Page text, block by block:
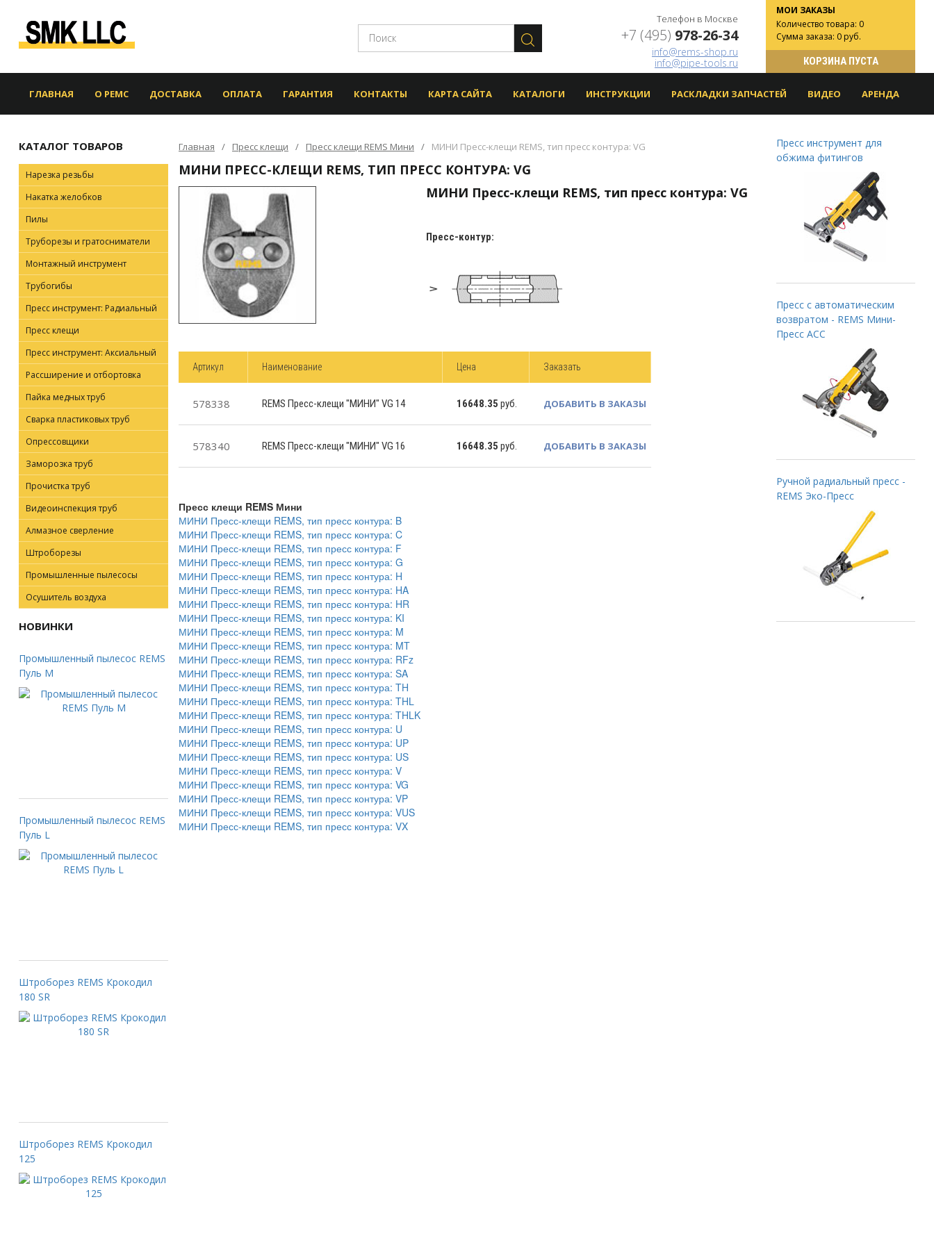
МОИ ЗАКАЗЫ
Количество товара: 0
Сумма заказа: 0 руб.
КОРЗИНА ПУСТА
Телефон в Москве
+7 (495) 978-26-34
info@rems-shop.ru
info@pipe-tools.ru
ГЛАВНАЯ О РЕМС ДОСТАВКА ОПЛАТА ГАРАНТИЯ КОНТАКТЫ КАРТА САЙТА КАТАЛОГИ ИНСТРУКЦИИ РАСКЛАДКИ ЗАПЧАСТЕЙ ВИДЕО АРЕНДА
КАТАЛОГ ТОВАРОВ
Нарезка резьбы
Накатка желобков
Пилы
Труборезы и гратосниматели
Монтажный инструмент
Трубогибы
Пресс инструмент: Радиальный
Пресс клещи
Пресс инструмент: Аксиальный
Рассширение и отбортовка
Пайка медных труб
Сварка пластиковых труб
Опрессовщики
Заморозка труб
Прочистка труб
Видеоинспекция труб
Алмазное сверление
Штроборезы
Промышленные пылесосы
Осушитель воздуха
НОВИНКИ
Промышленный пылесос REMS
Пуль M
Промышленный пылесос REMS
Пуль L
Штроборез REMS Крокодил
180 SR
Штроборез REMS Крокодил
125
Главная Пресс клещи Пресс клещи REMS Мини МИНИ Пресс-клещи REMS, тип пресс контура: VG
МИНИ ПРЕСС-КЛЕЩИ REMS, ТИП ПРЕСС КОНТУРА: VG
МИНИ Пресс-клещи REMS, тип пресс контура: VG
Пресс-контур:
Артикул Наименование Цена Заказать
578338 REMS Пресс-клещи "МИНИ" VG 14 16648.35 руб. ДОБАВИТЬ В ЗАКАЗЫ
578340 REMS Пресс-клещи "МИНИ" VG 16 16648.35 руб. ДОБАВИТЬ В ЗАКАЗЫ
Пресс клещи REMS Мини
МИНИ Пресс-клещи REMS, тип пресс контура: B
МИНИ Пресс-клещи REMS, тип пресс контура: C
МИНИ Пресс-клещи REMS, тип пресс контура: F
МИНИ Пресс-клещи REMS, тип пресс контура: G
МИНИ Пресс-клещи REMS, тип пресс контура: H
МИНИ Пресс-клещи REMS, тип пресс контура: HA
МИНИ Пресс-клещи REMS, тип пресс контура: HR
МИНИ Пресс-клещи REMS, тип пресс контура: KI
МИНИ Пресс-клещи REMS, тип пресс контура: M
МИНИ Пресс-клещи REMS, тип пресс контура: MT
МИНИ Пресс-клещи REMS, тип пресс контура: RFz
МИНИ Пресс-клещи REMS, тип пресс контура: SA
МИНИ Пресс-клещи REMS, тип пресс контура: TH
МИНИ Пресс-клещи REMS, тип пресс контура: THL
МИНИ Пресс-клещи REMS, тип пресс контура: THLK
МИНИ Пресс-клещи REMS, тип пресс контура: U
МИНИ Пресс-клещи REMS, тип пресс контура: UP
МИНИ Пресс-клещи REMS, тип пресс контура: US
МИНИ Пресс-клещи REMS, тип пресс контура: V
МИНИ Пресс-клещи REMS, тип пресс контура: VG
МИНИ Пресс-клещи REMS, тип пресс контура: VP
МИНИ Пресс-клещи REMS, тип пресс контура: VUS
МИНИ Пресс-клещи REMS, тип пресс контура: VX
Пресс инструмент для
обжима фитингов
Пресс с автоматическим
возвратом - REMS Мини-
Пресс ACC
Ручной радиальный пресс -
REMS Эко-Пресс